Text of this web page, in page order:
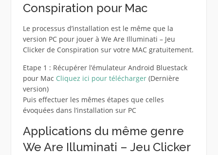
Conspiration pour Mac
Le processus d’installation est le même que la
version PC pour jouer à We Are Illuminati – Jeu
Clicker de Conspiration sur votre MAC gratuitement.
Etape 1 : Récupérer l’émulateur Android Bluestack
pour Mac Cliquez ici pour télécharger(Dernière
version)
Puis effectuer les mêmes étapes que celles
évoquées dans l’installation sur PC
Applications du même genre
We Are Illuminati – Jeu Clicker